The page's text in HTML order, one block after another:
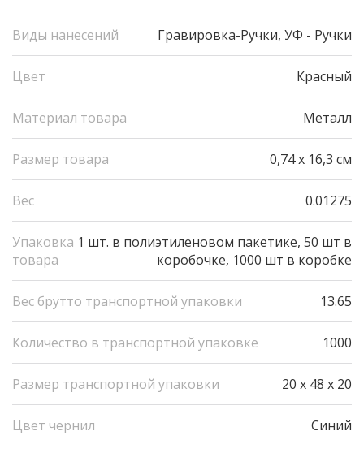
Виды нанесений Гравировка-Pучки, УФ - Pучки
Цвет Красный
Материал товара Металл
Размер товара 0,74 х 16,3 см
Вес 0.01275
Упаковка
товара
1 шт. в полиэтиленовом пакетике, 50 шт в
коробочке, 1000 шт в коробке
Вес брутто транспортной упаковки 13.65
Количество в транспортной упаковке 1000
Размер транспортной упаковки 20 x 48 x 20
Цвет чернил Синий